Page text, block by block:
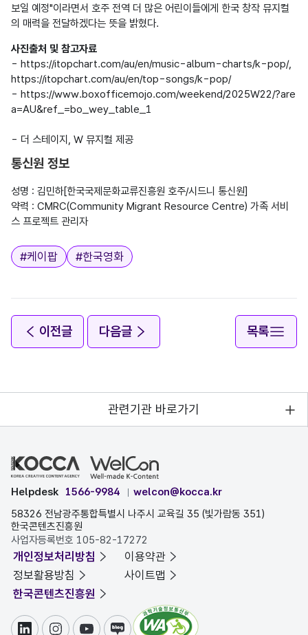
보일 예정"이라면서 호주 전역 더 많은 어린이들에게 한국 창작 뮤지컬
사진출처 및 참고자료
- https://itopchart.com/au/en/music-album-charts/k-pop/,
https://itopchart.com/au/en/top-songs/k-pop/
- https://www.boxofficemojo.com/weekend/2025W22/?are
a=AU&ref_=bo_wey_table_1
통신원 정보
성명 : 김민하[한국국제문화교류진흥원 호주/시드니 통신원]
약력 : CMRC(Community Migrant Resource Centre) 가족 서비
태그
#케이팝 #한국영화
이전글 다음글 목록
관련기관 바로가기
Helpdesk 1566-9984
welcon@kocca.kr
58326 전남광주통합특별시 나주시 교육길 35 (빛가람동 351)
한국콘텐츠진흥원
사업자등록번호 105-82-17272
개인정보처리방침
이용약관
정보활용방침
사이트맵
한국콘텐츠진흥원